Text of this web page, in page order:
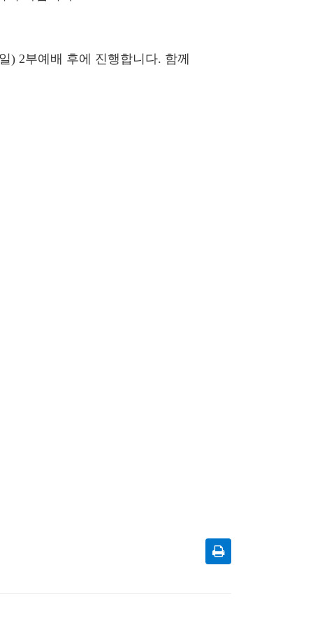
) 2부예배 후에 진행합니다. 함께